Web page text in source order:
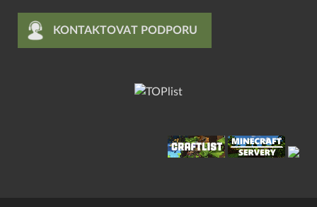
KONTAKTOVAT PODPORU